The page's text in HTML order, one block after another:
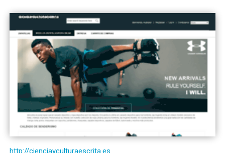
http://cienciayculturaescrita.es